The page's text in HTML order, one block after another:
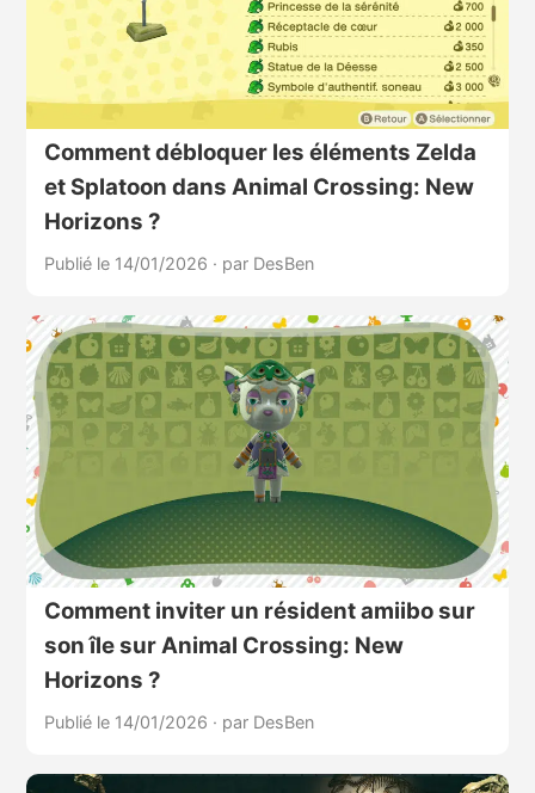
Comment débloquer les éléments Zelda
et Splatoon dans Animal Crossing: New
Horizons ?
Publié le 14/01/2026 · par DesBen
Comment inviter un résident amiibo sur
son île sur Animal Crossing: New
Horizons ?
Publié le 14/01/2026 · par DesBen